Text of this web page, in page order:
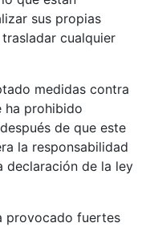
sus propias
cualquier
medidas contra
ha prohibido
de que este
la responsabilidad
declaración de la ley
provocado fuertes